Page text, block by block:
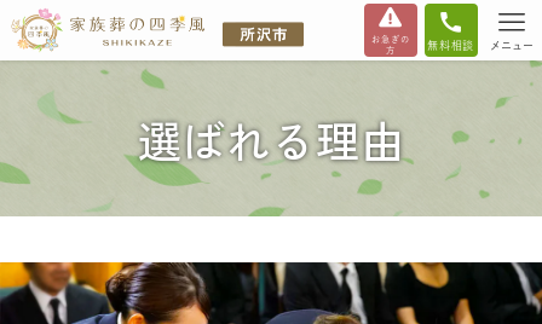
お急ぎの
方
無料相談 メニュー
選ばれる理由